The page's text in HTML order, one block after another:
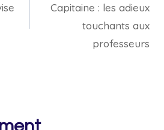
Capitaine : les adieux
touchants aux
professeurs